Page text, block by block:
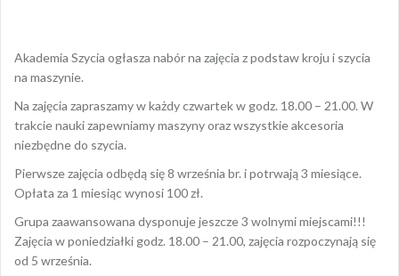
Akademia Szycia ogłasza nabór na zajęcia z podstaw kroju i szycia
na maszynie.
Na zajęcia zapraszamy w każdy czwartek w godz. 18.00 – 21.00. W
trakcie nauki zapewniamy maszyny oraz wszystkie akcesoria
niezbędne do szycia.
Pierwsze zajęcia odbędą się 8 września br. i potrwają 3 miesiące.
Opłata za 1 miesiąc wynosi 100 zł.
Grupa zaawansowana dysponuje jeszcze 3 wolnymi miejscami!!!
Zajęcia w poniedziałki godz. 18.00 – 21.00, zajęcia rozpoczynają się
od 5 września.